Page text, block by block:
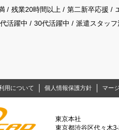
残業20時間以上 第二新卒応援
活躍中 30代活躍中 派遣スタッフ
用について 個人情報保護方針 マー
東京本社
東京都渋谷区代々木